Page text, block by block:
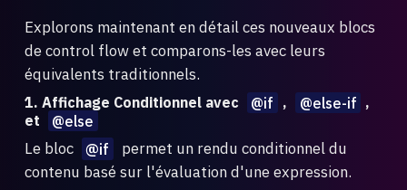
Explorons maintenant en détail ces nouveaux blocs
de control flow et comparons-les avec leurs
équivalents traditionnels.
1. Affichage Conditionnel avec @if , @else-if ,
et
@else
Le bloc @if
permet un rendu conditionnel du
contenu basé sur l'évaluation d'une expression.